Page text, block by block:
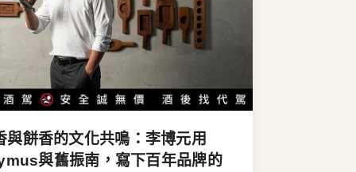
與餅香的文化共鳴：李博元用
與舊振南，寫下百年品牌的